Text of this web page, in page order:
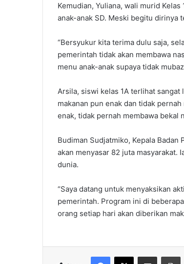
Kemudian, Yuliana, wali murid
anak-anak SD. Meski begitu dirinya
“Bersyukur kita terima dulu saja,
pemerintah tidak akan membawa
menu anak-anak supaya tidak
Arsila, siswi kelas 1A terlihat sangat
makanan pun enak dan tidak
enak, tidak pernah membawa bekal
Budiman Sudjatmiko, Kepala
akan menyasar 82 juta masyarakat.
dunia.
“Saya datang untuk menyaksikan
pemerintah. Program ini di
orang setiap hari akan diberikan
Facebook
X Share via Email